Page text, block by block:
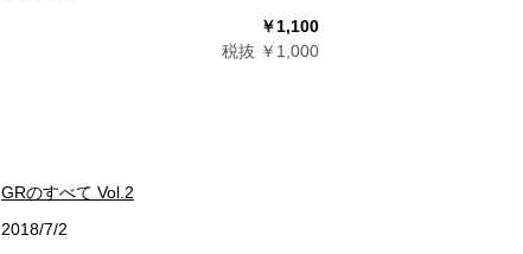
￥1,100
税抜 ￥1,000
GRのすべて Vol.2
2018/7/2